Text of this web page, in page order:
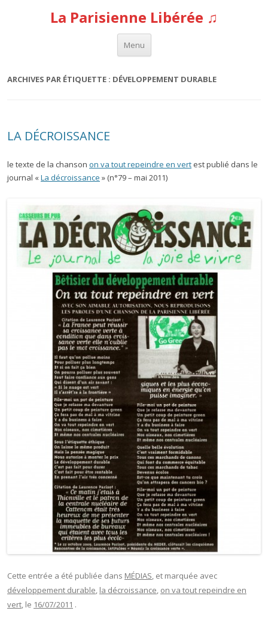
La Parisienne Libérée ♫
Menu
Aller au contenu
ARCHIVES PAR ÉTIQUETTE : DÉVELOPPEMENT DURABLE
LA DÉCROISSANCE
le texte de la chanson on va tout repeindre en vert est publié dans le
journal «La décroissance » (n°79 – mai 2011)
Cette entrée a été publiée dans MÉDIAS, et marquée avec
développement durable, la décroissance, on va tout repeindre en
vert, le 16/07/2011 .